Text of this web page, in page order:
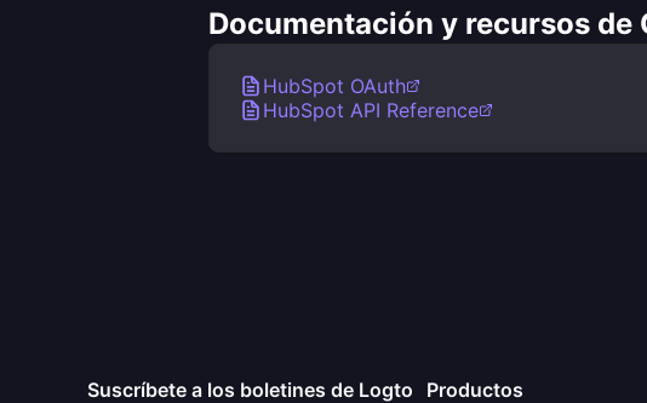
Documentación y recursos de
HubSpot OAuth
HubSpot API Reference
Suscríbete a los boletines de Logto Productos